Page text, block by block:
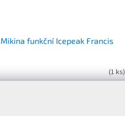
Mikina funkční Icepeak Francis
(1 ks)